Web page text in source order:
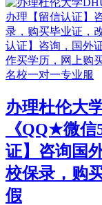
办理杜伦大
《QQ★微信
证】咨询国
校保录，购
假